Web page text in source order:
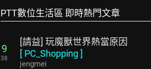
PTT數位生活區 即時熱門文章
9
38
[請益] 玩魔獸世界熱當原因
[ PC_Shopping ]
jengmei